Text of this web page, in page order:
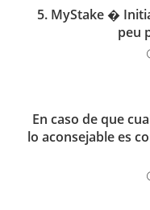
5. MyStake �
peu
En caso de que
lo aconsejable es